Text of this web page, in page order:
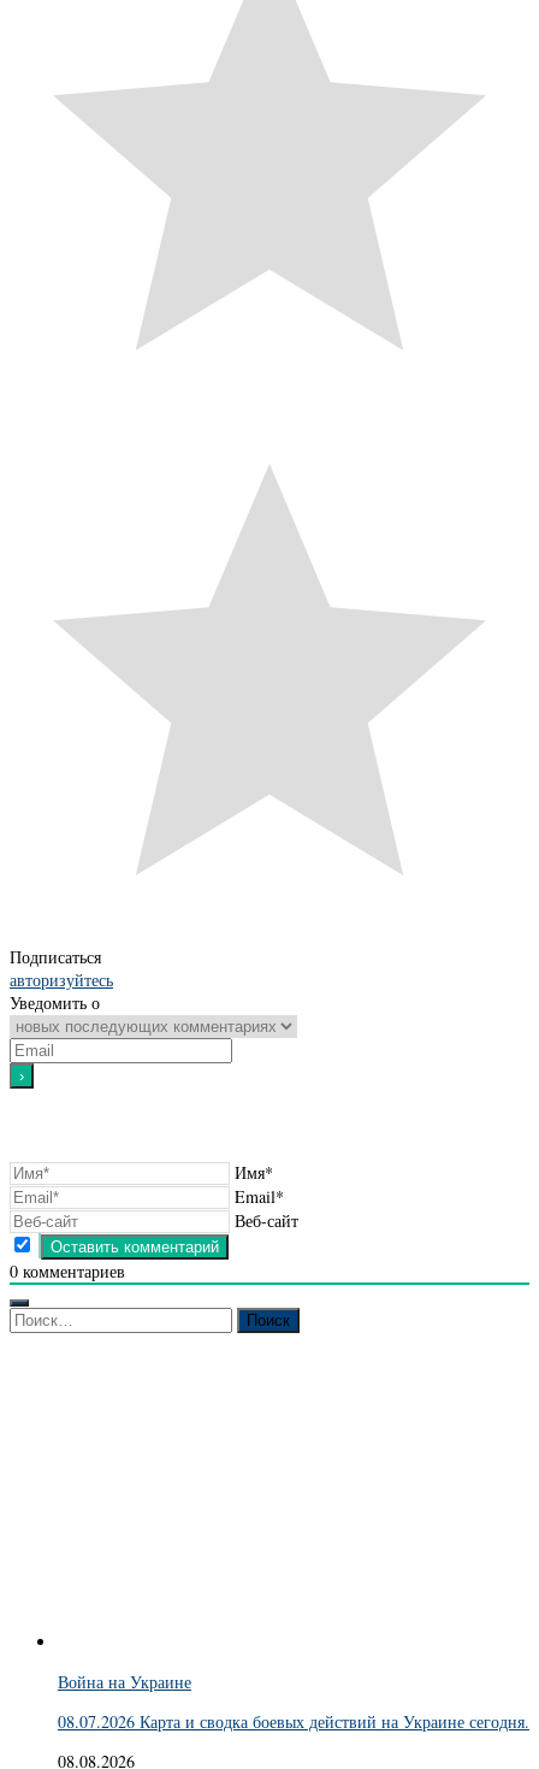
Подписаться
авторизуйтесь
Уведомить о
Имя*
Email*
Веб-сайт
0 комментариев
Найти:
Война на Украине
08.07.2026 Карта и сводка боевых действий на Украине сегодня.
08.08.2026